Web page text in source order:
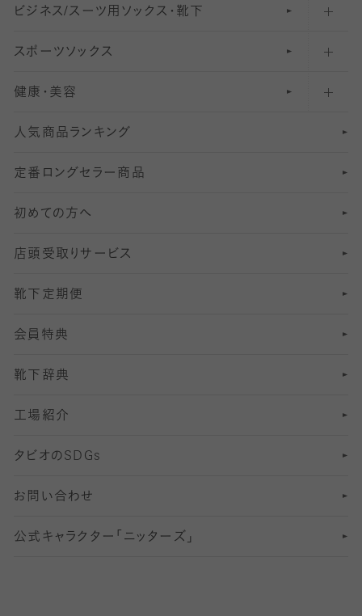
クルーソックス（ふくらはぎ下）
ハイソックス
オーバーニー・ニーハイソックス
61〜80デニールタイツ
81 〜110デニールタイツ
111〜210デニールタイツ
211デニールタイツ以上（防寒・厚手タイツ）
レギンスパンツ（レギパン）
マタニティレギンス
5 分丈
6 分丈レギンス
7 分丈 レギンス
8分丈 レギンス
10分丈 レギンス
12分丈レギンス
13分丈レギンス
ショートストッキング
結婚式用ストッキング
美脚ストッキング
オールスルーストッキング
ビジネス/スーツ用 ソックス・靴下
匠シリーズ
フレッシャーズ向けソックス・靴下
冠婚葬祭向けソックス・靴下
スーツカジュアルソックス・靴下
ロングホーズ
スポーツソックス
ランニングソックス・靴下
ゴルフソックス・靴下
サッカー・フットサル用ソックス
ヨガソックス・靴下
スポーツ用レッグウォーマー
SS サイズ（21～23cm）
Sサイズ（22～25cm）
Mサイズ（25～27cm）
Lサイズ（27～29cm）
健康・美容
インナーソックス
加圧・着圧ソックス
冷えとり靴下
着圧・加圧タイツ
むくみ対策
足の疲れ対策
足の臭い対策
冷え対策
靴ずれ対策
快適な睡眠対策
人気商品ランキング
定番ロングセラー商品
初めての方へ
店頭受取りサービス
靴下定期便
会員特典
靴下辞典
工場紹介
タビオのSDGs
お問い合わせ
公式キャラクター「ニッターズ」